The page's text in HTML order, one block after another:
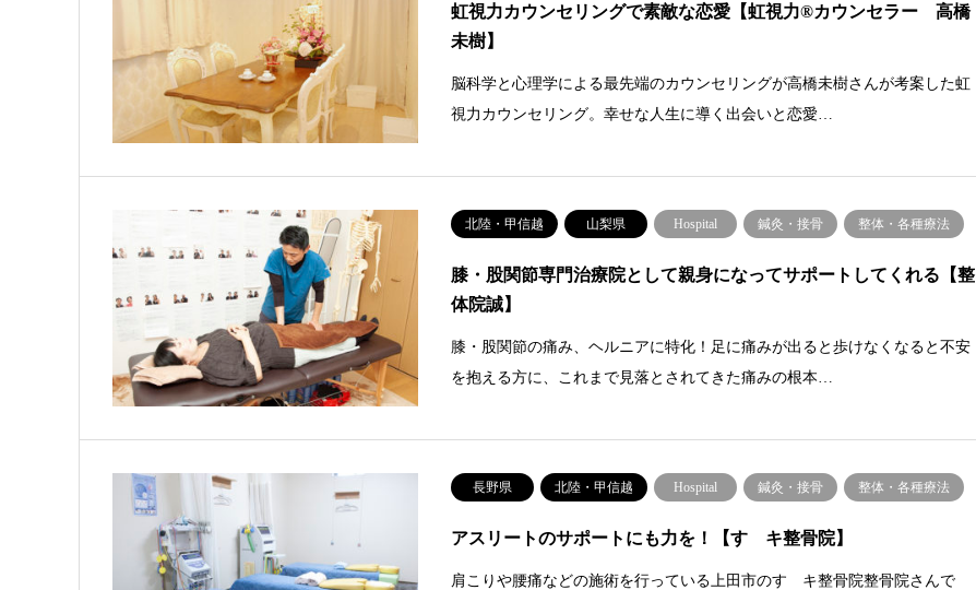
虹視力カウンセリングで素敵な恋愛【虹視力®カウンセラー 高橋
未樹】
脳科学と心理学による最先端のカウンセリングが高橋未樹さんが考案した虹
視力カウンセリング。幸せな人生に導く出会いと恋愛…
北陸・甲信越 山梨県 Hospital 鍼灸・接骨 整体・各種療法
膝・股関節専門治療院として親身になってサポートしてくれる【整
体院誠】
膝・股関節の痛み、ヘルニアに特化！足に痛みが出ると歩けなくなると不安
を抱える方に、これまで見落とされてきた痛みの根本…
長野県 北陸・甲信越 Hospital 鍼灸・接骨 整体・各種療法
アスリートのサポートにも力を！【すゞキ整骨院】
肩こりや腰痛などの施術を行っている上田市のすゞキ整骨院整骨院さんで